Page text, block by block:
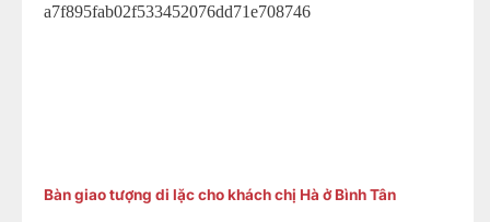
Bàn giao tượng di lặc cho khách chị Hà ở Bình Tân